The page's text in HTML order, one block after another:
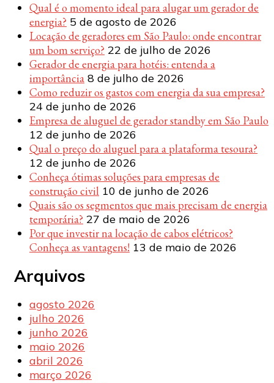
Qual é o momento ideal para alugar um gerador de
energia? 5 de agosto de 2026
Locação de geradores em São Paulo: onde encontrar
um bom serviço? 22 de julho de 2026
Gerador de energia para hotéis: entenda a
importância 8 de julho de 2026
Como reduzir os gastos com energia da sua empresa?
24 de junho de 2026
Empresa de aluguel de gerador standby em São Paulo
12 de junho de 2026
Qual o preço do aluguel para a plataforma tesoura?
12 de junho de 2026
Conheça ótimas soluções para empresas de
construção civil 10 de junho de 2026
Quais são os segmentos que mais precisam de energia
temporária? 27 de maio de 2026
Por que investir na locação de cabos elétricos?
Conheça as vantagens! 13 de maio de 2026
Arquivos
agosto 2026
julho 2026
junho 2026
maio 2026
abril 2026
março 2026